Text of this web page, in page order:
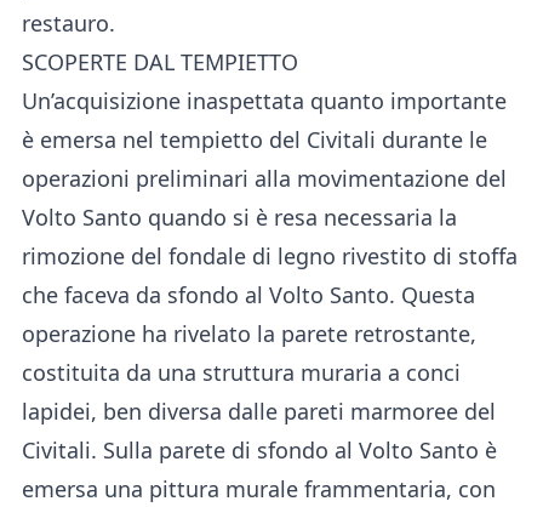
restauro.
SCOPERTE DAL TEMPIETTO
Un’acquisizione inaspettata quanto importante
è emersa nel tempietto del Civitali durante le
operazioni preliminari alla movimentazione del
Volto Santo quando si è resa necessaria la
rimozione del fondale di legno rivestito di stoffa
che faceva da sfondo al Volto Santo. Questa
operazione ha rivelato la parete retrostante,
costituita da una struttura muraria a conci
lapidei, ben diversa dalle pareti marmoree del
Civitali. Sulla parete di sfondo al Volto Santo è
emersa una pittura murale frammentaria, con